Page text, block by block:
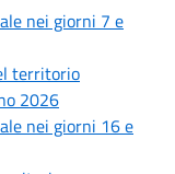
nei giorni 7 e
territorio
2026
nei giorni 16 e